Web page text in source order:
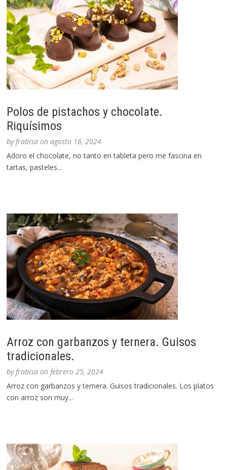
Polos de pistachos y chocolate.
Riquísimos
byfrabisa onagosto 16, 2024
Adoro el chocolate, no tanto en tableta pero me fascina en
tartas, pasteles...
Arroz con garbanzos y ternera. Guisos
tradicionales.
byfrabisa onfebrero 25, 2024
Arroz con garbanzos y ternera. Guisos tradicionales. Los platos
con arroz son muy...